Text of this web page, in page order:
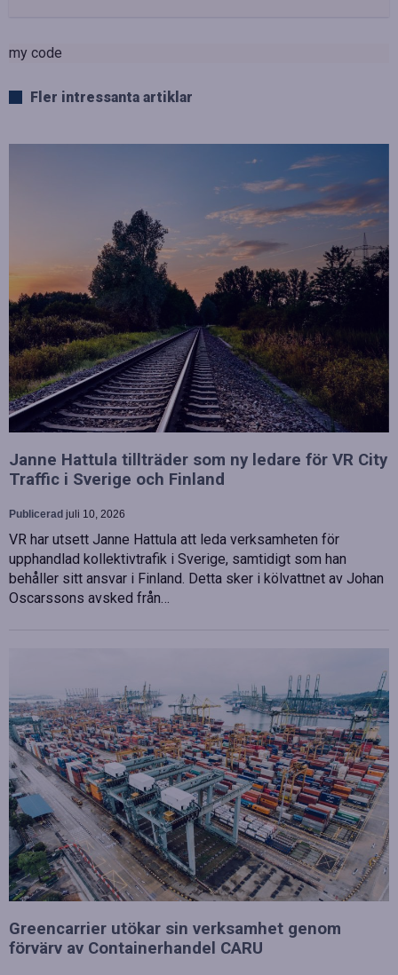
my code
Fler intressanta artiklar
Janne Hattula tillträder som ny ledare för VR City
Traffic i Sverige och Finland
Publicerad juli 10, 2026
VR har utsett Janne Hattula att leda verksamheten för
upphandlad kollektivtrafik i Sverige, samtidigt som han
behåller sitt ansvar i Finland. Detta sker i kölvattnet av Johan
Oscarssons avsked från…
Greencarrier utökar sin verksamhet genom
förvärv av Containerhandel CARU